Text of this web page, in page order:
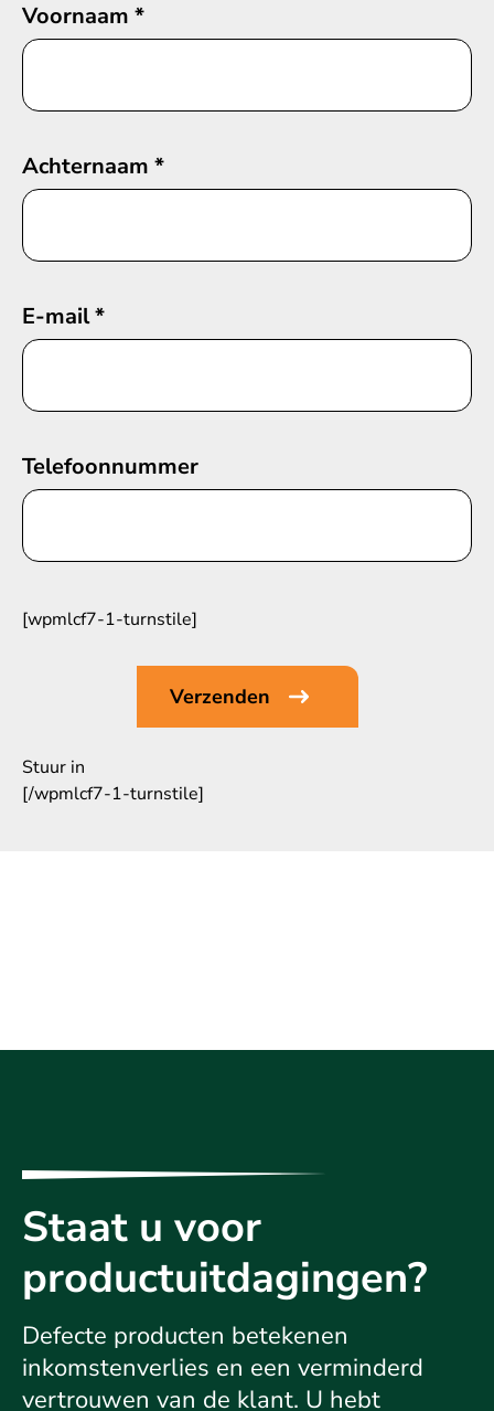
Voornaam *
Achternaam *
E-mail*
Telefoonnummer
[wpmlcf7-1-turnstile]
Stuur in
[/wpmlcf7-1-turnstile]
Staat u voor
productuitdagingen?
Defecte producten betekenen
inkomstenverlies en een verminderd
vertrouwen van de klant. U hebt